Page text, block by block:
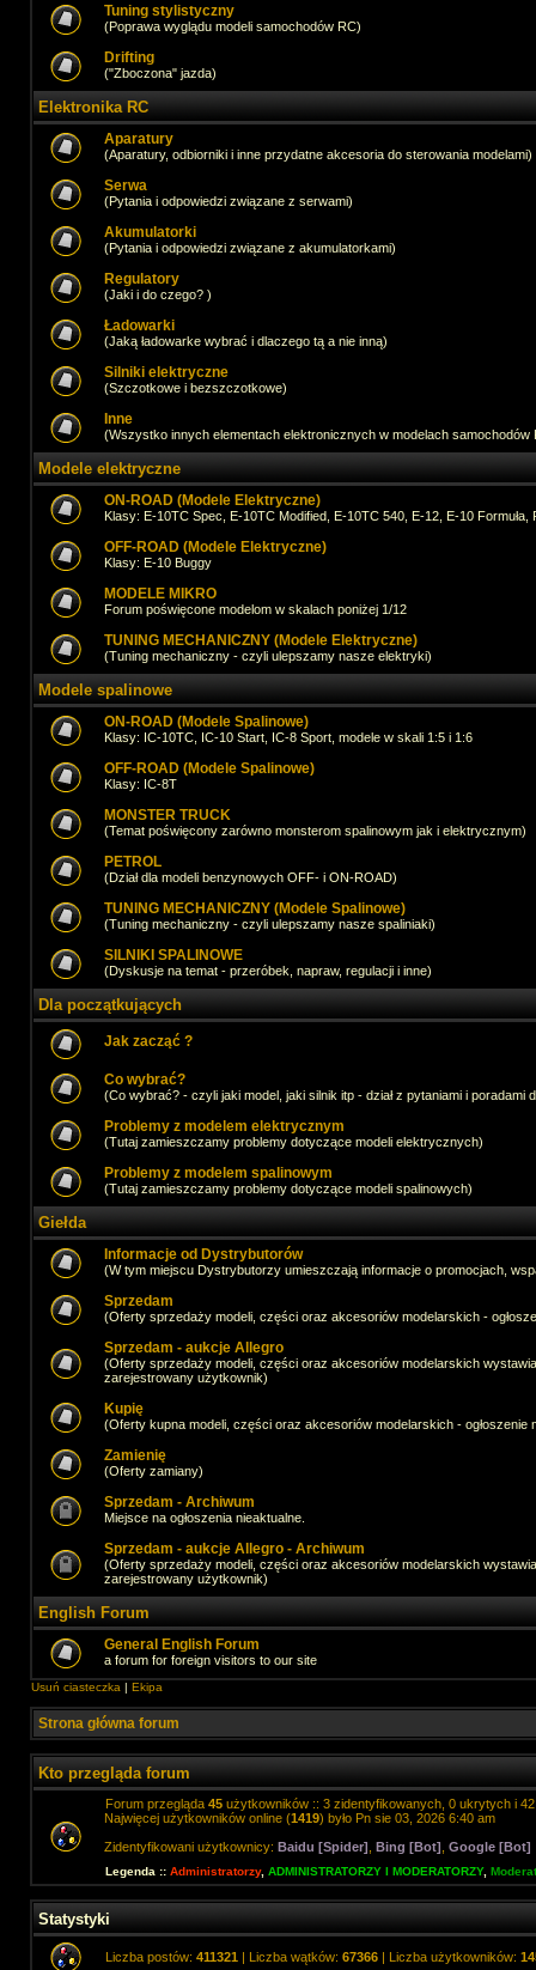
Tuning stylistyczny
(Poprawa wyglądu modeli samochodów RC)
Drifting
("Zboczona" jazda)
Elektronika RC
Aparatury
(Aparatury, odbiorniki i inne przydatne akcesoria do sterowania modelami)
Serwa
(Pytania i odpowiedzi związane z serwami)
Akumulatorki
(Pytania i odpowiedzi związane z akumulatorkami)
Regulatory
(Jaki i do czego? )
Ładowarki
(Jaką ładowarke wybrać i dlaczego tą a nie inną)
Silniki elektryczne
(Szczotkowe i bezszczotkowe)
Inne
(Wszystko innych elementach elektronicznych w modelach samochodów
Modele elektryczne
ON-ROAD (Modele Elektryczne)
Klasy: E-10TC Spec, E-10TC Modified, E-10TC 540, E-12, E-10 Formuła,
OFF-ROAD (Modele Elektryczne)
Klasy: E-10 Buggy
MODELE MIKRO
Forum poświęcone modelom w skalach poniżej 1/12
TUNING MECHANICZNY (Modele Elektryczne)
(Tuning mechaniczny - czyli ulepszamy nasze elektryki)
Modele spalinowe
ON-ROAD (Modele Spalinowe)
Klasy: IC-10TC, IC-10 Start, IC-8 Sport, modele w skali 1:5 i 1:6
OFF-ROAD (Modele Spalinowe)
Klasy: IC-8T
MONSTER TRUCK
(Temat poświęcony zarówno monsterom spalinowym jak i elektrycznym)
PETROL
(Dział dla modeli benzynowych OFF- i ON-ROAD)
TUNING MECHANICZNY (Modele Spalinowe)
(Tuning mechaniczny - czyli ulepszamy nasze spaliniaki)
SILNIKI SPALINOWE
(Dyskusje na temat - przeróbek, napraw, regulacji i inne)
Dla początkujących
Jak zacząć ?
Co wybrać?
(Co wybrać? - czyli jaki model, jaki silnik itp - dział z pytaniami i poradami
Problemy z modelem elektrycznym
(Tutaj zamieszczamy problemy dotyczące modeli elektrycznych)
Problemy z modelem spalinowym
(Tutaj zamieszczamy problemy dotyczące modeli spalinowych)
Giełda
Informacje od Dystrybutorów
(W tym miejscu Dystrybutorzy umieszczają informacje o promocjach,
Sprzedam
(Oferty sprzedaży modeli, części oraz akcesoriów modelarskich -
Sprzedam - aukcje Allegro
(Oferty sprzedaży modeli, części oraz akcesoriów modelarskich
zarejestrowany użytkownik)
Kupię
(Oferty kupna modeli, części oraz akcesoriów modelarskich -
Zamienię
(Oferty zamiany)
Sprzedam - Archiwum
Miejsce na ogłoszenia nieaktualne.
Sprzedam - aukcje Allegro - Archiwum
(Oferty sprzedaży modeli, części oraz akcesoriów modelarskich
zarejestrowany użytkownik)
English Forum
General English Forum
a forum for foreign visitors to our site
Usuń ciasteczka | Ekipa
Strona główna forum
Kto przegląda forum
Forum przegląda 45 użytkowników :: 3 zidentyfikowanych, 0 ukrytych i
Najwięcej użytkowników online (1419) było Pn sie 03, 2026 6:40 am
Zidentyfikowani użytkownicy: Baidu [Spider] Bing [Bot] Google [Bot]
Legenda :: Administratorzy, ADMINISTRATORZY I MODERATORZY,
Statystyki
Liczba postów: 411321 | Liczba wątków: 67366 | Liczba użytkowników: